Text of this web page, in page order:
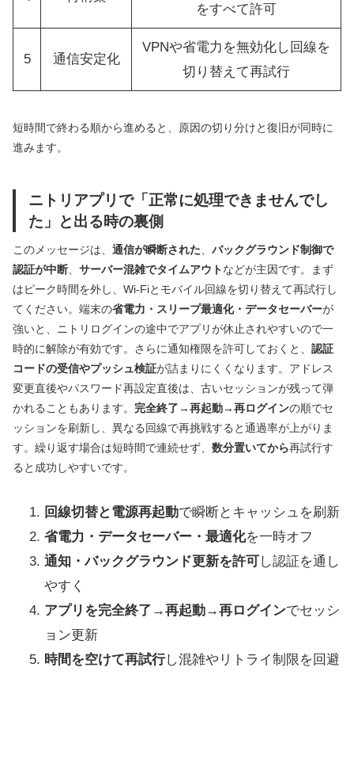
をすべて許可
5 通信安定化
VPNや省電力を無効化し回線を
切り替えて再試行
短時間で終わる順から進めると、原因の切り分けと復旧が同時に
進みます。
ニトリアプリで「正常に処理できませんでし
た」と出る時の裏側
このメッセージは、 通信が瞬断された
バックグラウンド制御で
認証が中断
サーバー混雑でタイムアウトなどが主因です。まず
はピーク時間を外し、Wi‑Fiとモバイル回線を切り替えて再試行し
てください。端末の省電力・スリープ最適化・データセーバーが
強いと、ニトリログインの途中でアプリが休止されやすいので一
時的に解除が有効です。さらに通知権限を許可しておくと、 認証
コードの受信やプッシュ検証が詰まりにくくなります。アドレス
変更直後やパスワード再設定直後は、古いセッションが残って弾
かれることもあります。 完全終了→再起動→再ログインの順でセ
ッションを刷新し、異なる回線で再挑戦すると通過率が上がりま
す。繰り返す場合は短時間で連続せず、 数分置いてから再試行す
ると成功しやすいです。
回線切替と電源再起動で瞬断とキャッシュを刷新
省電力・データセーバー・最適化を一時オフ
通知・バックグラウンド更新を許可し認証を通し
やすく
アプリを完全終了→再起動→再ログインでセッシ
ョン更新
時間を空けて再試行し混雑やリトライ制限を回避